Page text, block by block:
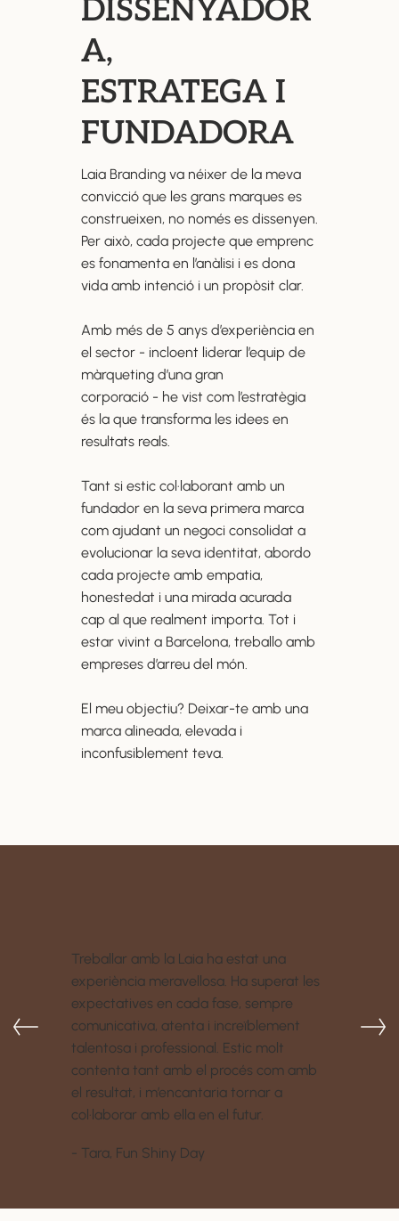
DISSENYADOR
A,
ESTRATEGA I
FUNDADORA
Laia Branding va néixer de la meva
convicció que les grans marques es
construeixen, no només es dissenyen.
Per això, cada projecte que emprenc
es fonamenta en l’anàlisi i es dona
vida amb intenció i un propòsit clar.
Amb més de 5 anys d’experiència en
el sector - incloent liderar l’equip de
màrqueting d’una gran
corporació - he vist com l’estratègia
és la que transforma les idees en
resultats reals.
Tant si estic col·laborant amb un
fundador en la seva primera marca
com ajudant un negoci consolidat a
evolucionar la seva identitat, abordo
cada projecte amb empatia,
honestedat i una mirada acurada
cap al que realment importa. Tot i
estar vivint a Barcelona, treballo amb
empreses d’arreu del món.
El meu objectiu? Deixar-te amb una
marca alineada, elevada i
inconfusiblement teva.
Treballar amb la Laia ha estat una
experiència meravellosa. Ha superat les
expectatives en cada fase, sempre
comunicativa, atenta i increïblement
talentosa i professional. Estic molt
contenta tant amb el procés com amb
el resultat, i m’encantaria tornar a
col·laborar amb ella en el futur.
- Tara, Fun Shiny Day